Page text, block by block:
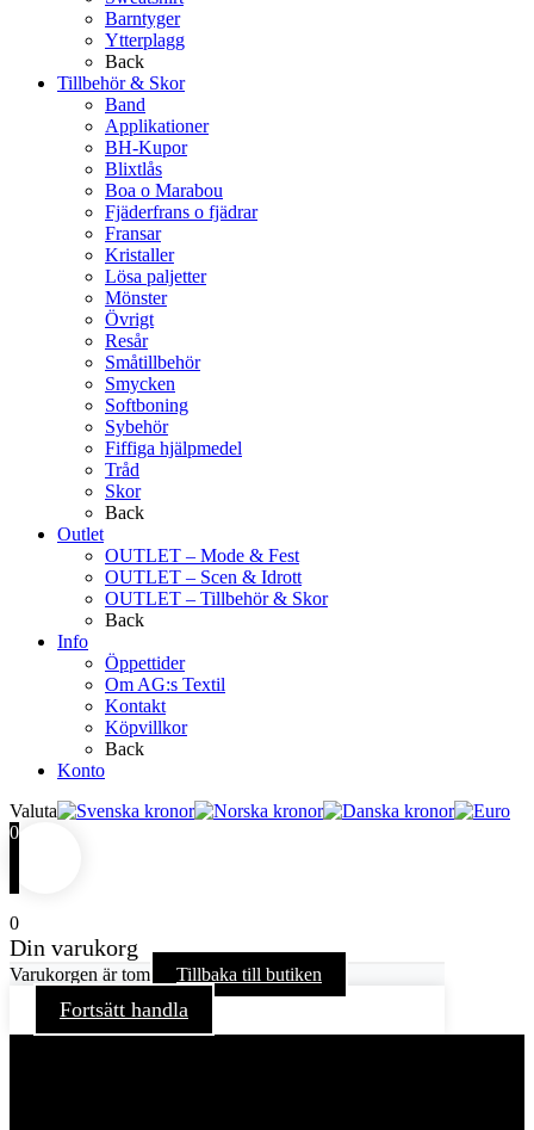
Barntyger
Ytterplagg
Back
Tillbehör & Skor
Band
Applikationer
BH-Kupor
Blixtlås
Boa o Marabou
Fjäderfrans o fjädrar
Fransar
Kristaller
Lösa paljetter
Mönster
Övrigt
Resår
Småtillbehör
Smycken
Softboning
Sybehör
Fiffiga hjälpmedel
Tråd
Skor
Back
Outlet
OUTLET – Mode & Fest
OUTLET – Scen & Idrott
OUTLET – Tillbehör & Skor
Back
Info
Öppettider
Om AG:s Textil
Kontakt
Köpvillkor
Back
Konto
Valuta
0
0
Din varukorg
Varukorgen är tom Tillbaka till butiken
Fortsätt handla